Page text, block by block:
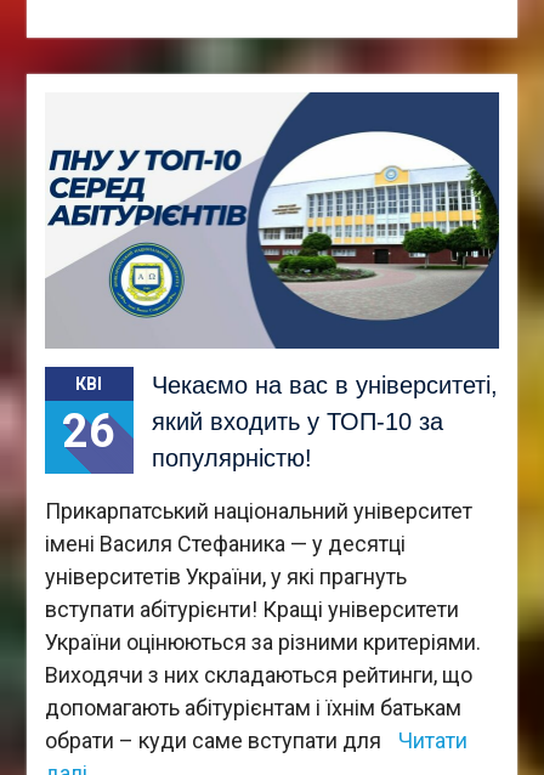
КВІ
26
Чекаємо на вас в університеті,
який входить у ТОП-10 за
популярністю!
Прикарпатський національний університет
імені Василя Стефаника — у десятці
університетів України, у які прагнуть
вступати абітурієнти! Кращі університети
України оцінюються за різними критеріями.
Виходячи з них складаються рейтинги, що
допомагають абітурієнтам і їхнім батькам
обрати – куди саме вступати для
Читати